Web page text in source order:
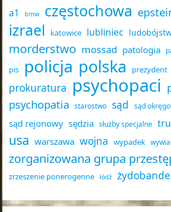
a1 bmw częstochowa
izrael katowice lubliniec
morderstwo mossad patologia
pis policja polska prezydent
prokuratura psychopaci
psychopatia
starostwo sąd sąd
sąd rejonowy sędzia służby specjalne
usa warszawa wojna wypadek
zorganizowana grupa
zrzeszenie ponerogenne łódź